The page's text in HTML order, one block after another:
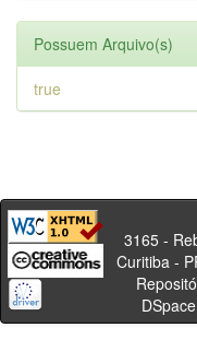
Possuem Arquivo(s)
true
Av.
3165 -